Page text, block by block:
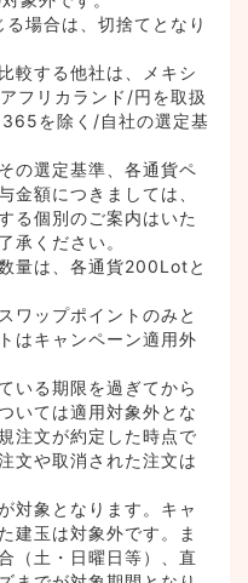
場合は、切捨てとなり
較する他社は、メキシ
フリカランド/円を取扱
を除く/自社の選定基
の選定基準、各通貨ペ
金額につきましては、
る個別のご案内はいた
承ください。
量は、各通貨200Lotと
ワップポイントのみと
はキャンペーン適用外
いる期限を過ぎてから
いては適用対象外とな
注文が約定した時点で
文や取消された注文は
対象となります。キャ
建玉は対象外です。ま
（土・日曜日等）、直